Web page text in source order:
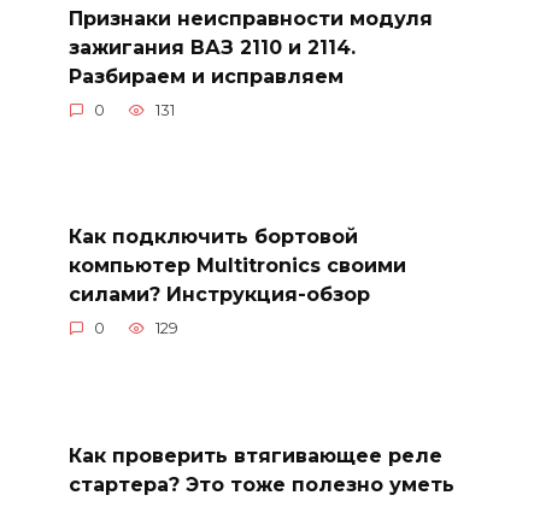
Признаки неисправности модуля
зажигания ВАЗ 2110 и 2114.
Разбираем и исправляем
0 131
Как подключить бортовой
компьютер Multitronics своими
силами? Инструкция-обзор
0 129
Как проверить втягивающее реле
стартера? Это тоже полезно уметь